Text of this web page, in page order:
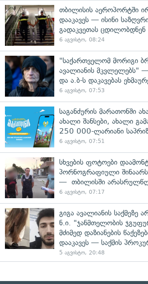
თბილისის აეროპორტში
დააკავეს — ისინი
გადაკვეთას ცდილობდნენ
6 აგვისტო, 08:24
"საქართველომ მორიგი
ავალიანის მკვლელებს" —
და ა.ბ-ს დაკავებას
6 აგვისტო, 07:53
საგანძურის მარათონში
ახალი შანსები, ახალი
250 000-ლარიანი
6 აგვისტო, 07:51
სხვების ფოტოები
პორნოგრაფიული
— თბილისში
6 აგვისტო, 07:17
გიგა ავალიანის საქმეზე
ნ.ი. "ჯანმთელობის
მძიმედ დაზიანების
დააკავეს — საქმის
5 აგვისტო, 20:48